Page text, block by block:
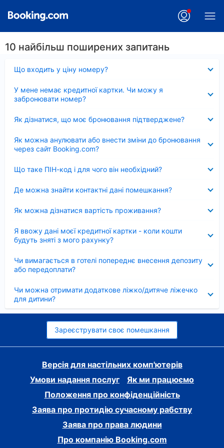
10 найбільш поширених запитань
Що входить у ціну номеру?
У мене немає кредитної картки. Чи можу я
забронювати номер?
Як дізнатися, що моє бронювання підтверджене?
Як можна анулювати або внести зміни до бронювання
через сайт Booking.com?
Що таке ПІН-код і для чого він необхідний?
Де можна знайти контактні дані помешкання?
Як можна дізнатися вартість проживання?
Я ввожу дані моєї кредитної картки - коли кошти
будуть зняті з мого рахунку?
Чи вимагається в готелі попереднє внесення депозиту
або передоплати?
Чи можна отримати додаткове ліжко/дитяче ліжечко
для дитини?
Зареєструвати своє помешкання
Версія для настільних комп'ютерів
Умови надання послуг
Як ми працюємо
Положення про конфіденційність
Заява про протидію сучасному рабству
Заява про права людини
Про компанію Booking.com